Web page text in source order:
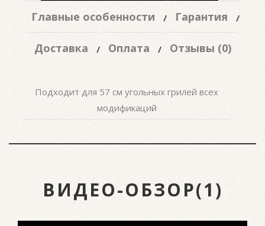
Главные особенности Гарантия
Доставка Оплата Отзывы (0)
Подходит для 57 см угольных грилей всех
модификаций
ВИДЕО-ОБЗОР(1)